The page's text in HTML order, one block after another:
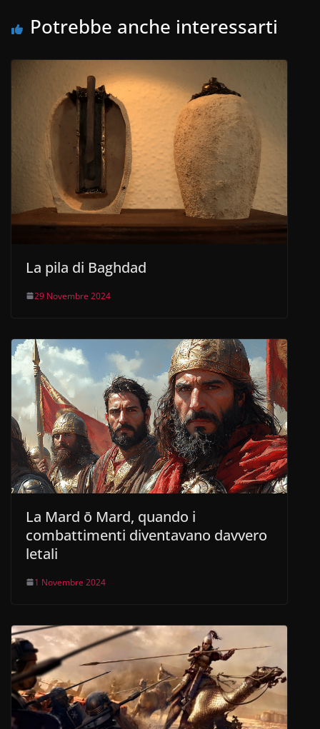
Potrebbe anche interessarti
La pila di Baghdad
29 Novembre 2024
La Mard ō Mard, quando i
combattimenti diventavano davvero
letali
1 Novembre 2024